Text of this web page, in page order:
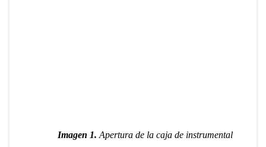
Imagen 1. Apertura de la caja de instrumental